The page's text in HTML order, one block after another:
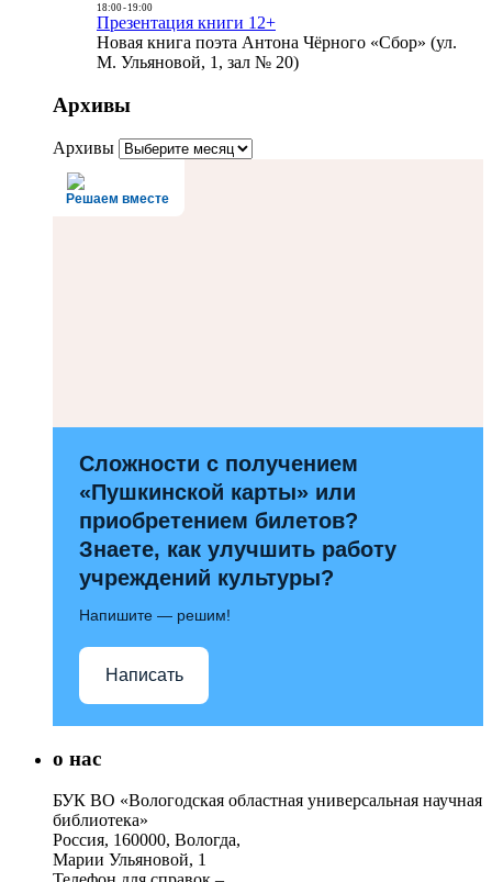
18:00- 19:00
Презентация книги 12+
Новая книга поэта Антона Чёрного «Сбор» (ул.
М. Ульяновой, 1, зал № 20)
Архивы
Архивы
Решаем вместе
Сложности с получением
«Пушкинской карты» или
приобретением билетов?
Знаете, как улучшить работу
учреждений культуры?
Напишите — решим!
Написать
о нас
БУК ВО «Вологодская областная универсальная научная
библиотека»
Россия, 160000, Вологда,
Марии Ульяновой, 1